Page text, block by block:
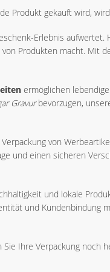
Produkt gekauft wird,
Erlebnis aufwertet.
Produkten macht. Mit
ermöglichen
Gravurbevorzugen,
von
und einen sicheren
und lokale
und Kundenbindung
Ihre Verpackung noch